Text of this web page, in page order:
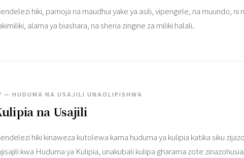
hiki, pamoja na maudhui yake ya asili, vipengele, na muundo, ni
alama ya biashara, na sheria zingine za miliki halali.
— HUDUMA NA USAJILI UNAOLIPISHWA
na Usajili
hiki kinaweza kutolewa kama huduma ya kulipia katika siku
kwa Huduma ya Kulipia, unakubali kulipa gharama zote